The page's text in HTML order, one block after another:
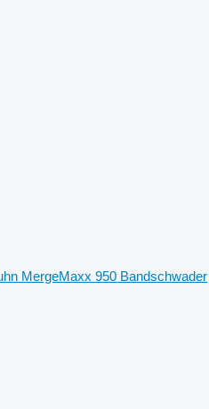
MergeMaxx 950 Bandschwader